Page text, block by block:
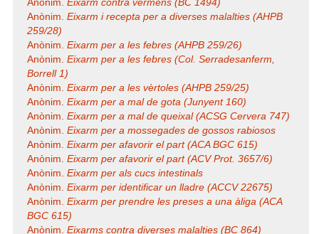
Anònim. Eixarm contra vérmens (BC 1494)
Anònim. Eixarm i recepta per a diverses malalties (AHPB
259/28)
Anònim. Eixarm per a les febres (AHPB 259/26)
Anònim. Eixarm per a les febres (Col. Serradesanferm,
Borrell 1)
Anònim. Eixarm per a les vèrtoles (AHPB 259/25)
Anònim. Eixarm per a mal de gota (Junyent 160)
Anònim. Eixarm per a mal de queixal (ACSG Cervera 747)
Anònim. Eixarm per a mossegades de gossos rabiosos
Anònim. Eixarm per afavorir el part (ACA BGC 615)
Anònim. Eixarm per afavorir el part (ACV Prot. 3657/6)
Anònim. Eixarm per als cucs intestinals
Anònim. Eixarm per identificar un lladre (ACCV 22675)
Anònim. Eixarm per prendre les preses a una àliga (ACA
BGC 615)
Anònim. Eixarms contra diverses malalties (BC 864)